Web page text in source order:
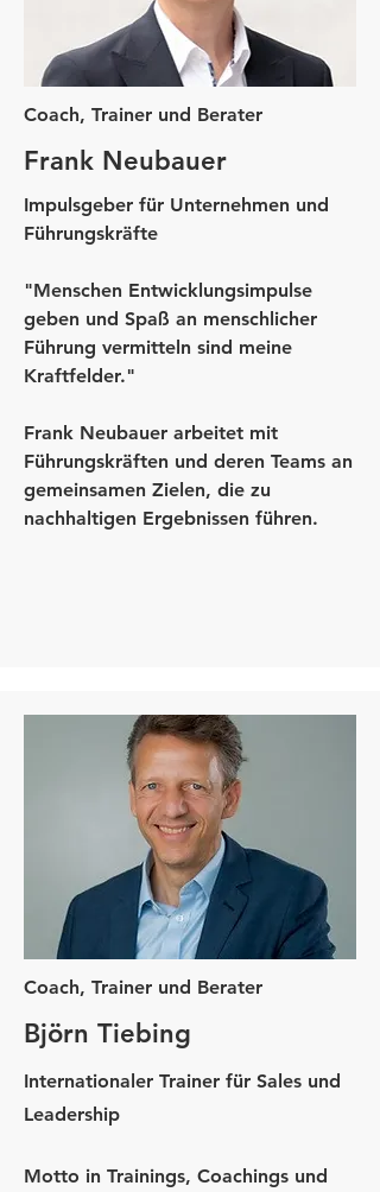
Coach, Trainer und Berater
Frank Neubauer
Impulsgeber für Unternehmen und
Führungskräfte
"Menschen Entwicklungsimpulse
geben und Spaß an menschlicher
Führung vermitteln sind meine
Kraftfelder."
Frank Neubauer arbeitet mit
Führungskräften und deren Teams an
gemeinsamen Zielen, die zu
nachhaltigen Ergebnissen führen.
Coach, Trainer und Berater
Björn Tiebing
Internationaler Trainer für Sales und
Leadership
Motto in Trainings, Coachings und